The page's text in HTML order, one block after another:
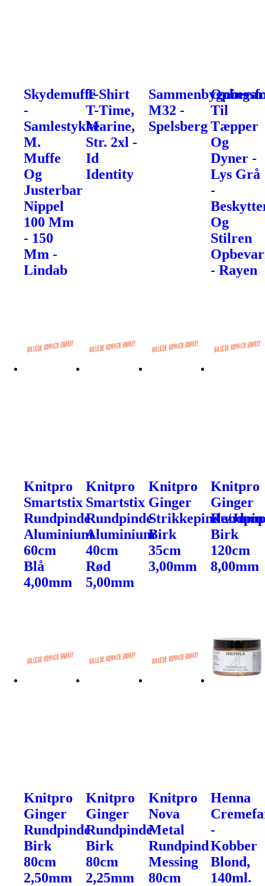
Skydemuffe
-
Samlestykke
M.
Muffe
Og
Justerbar
Nippel
100 Mm
- 150
Mm -
Lindab
T-Shirt
T-Time,
Marine,
Str. 2xl -
Id
Identity
M32 -
Spelsberg
Til
Tæpper
Og
Dyner -
Lys Grå
-
Og
Stilren
- Rayen
Knitpro
Smartstix
Rundpinde
Aluminium
60cm
Blå
4,00mm
Knitpro
Smartstix
Rundpinde
Aluminium
40cm
Rød
5,00mm
Knitpro
Ginger
Strikkepinde/
Birk
35cm
3,00mm
Knitpro
Ginger
Birk
120cm
8,00mm
Knitpro
Ginger
Rundpinde
Birk
80cm
2,50mm
Knitpro
Ginger
Rundpinde
Birk
80cm
2,25mm
Knitpro
Nova
Metal
Rundpind
Messing
80cm
Henna
-
Kobber
Blond,
140ml.